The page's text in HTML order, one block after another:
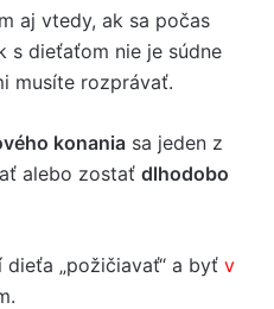
aj vtedy, ak sa počas
s dieťaťom nie je súdne
musíte rozprávať.
konania sa jeden z
alebo zostať dlhodobo
„požičiavať“ a byť v